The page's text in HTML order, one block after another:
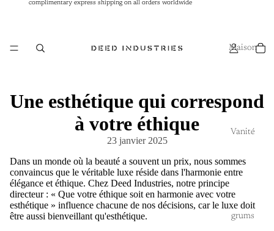
complimentary express shipping on all orders worldwide
complimentary express shipping on all orders worldwide
Maison
Vanité
grums
Une esthétique qui correspond
à votre éthique
23 janvier 2025
Dans un monde où la beauté a souvent un prix, nous sommes
convaincus que le véritable luxe réside dans l'harmonie entre
élégance et éthique. Chez Deed Industries, notre principe
directeur : « Que votre éthique soit en harmonie avec votre
esthétique » influence chacune de nos décisions, car le luxe doit
être aussi bienveillant qu'esthétique.